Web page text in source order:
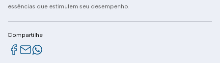
essências que estimulem seu desempenho.
Compartilhe